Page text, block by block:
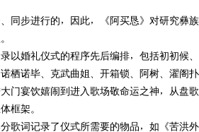
进行的，因此，《阿买恳》对研究彝族
以婚礼仪式的程序先后编排，包括初初候
栖诺毕、克武曲姐、开箱锁、阿树、濯阁
门宴饮嬉闹到进入歌场敬命运之神，从盘
框架。
词记录了仪式所需要的物品，如《苦洪